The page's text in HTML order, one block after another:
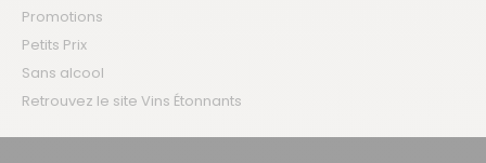
Promotions
Petits Prix
Sans alcool
Retrouvez le site Vins Étonnants